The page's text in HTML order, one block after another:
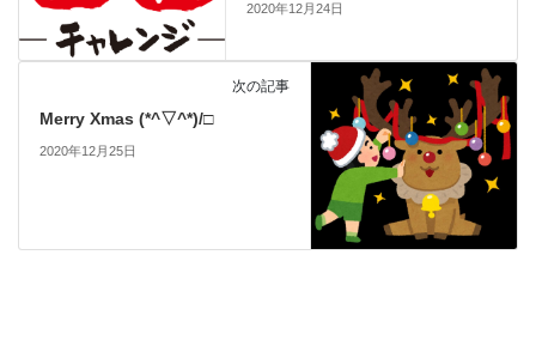
2020年12月24日
次の記事
Merry Xmas (*^▽^*)/□
2020年12月25日